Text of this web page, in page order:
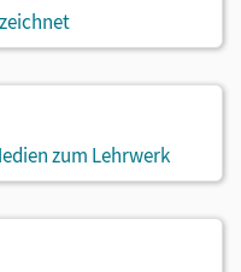
zum Lehrwerk